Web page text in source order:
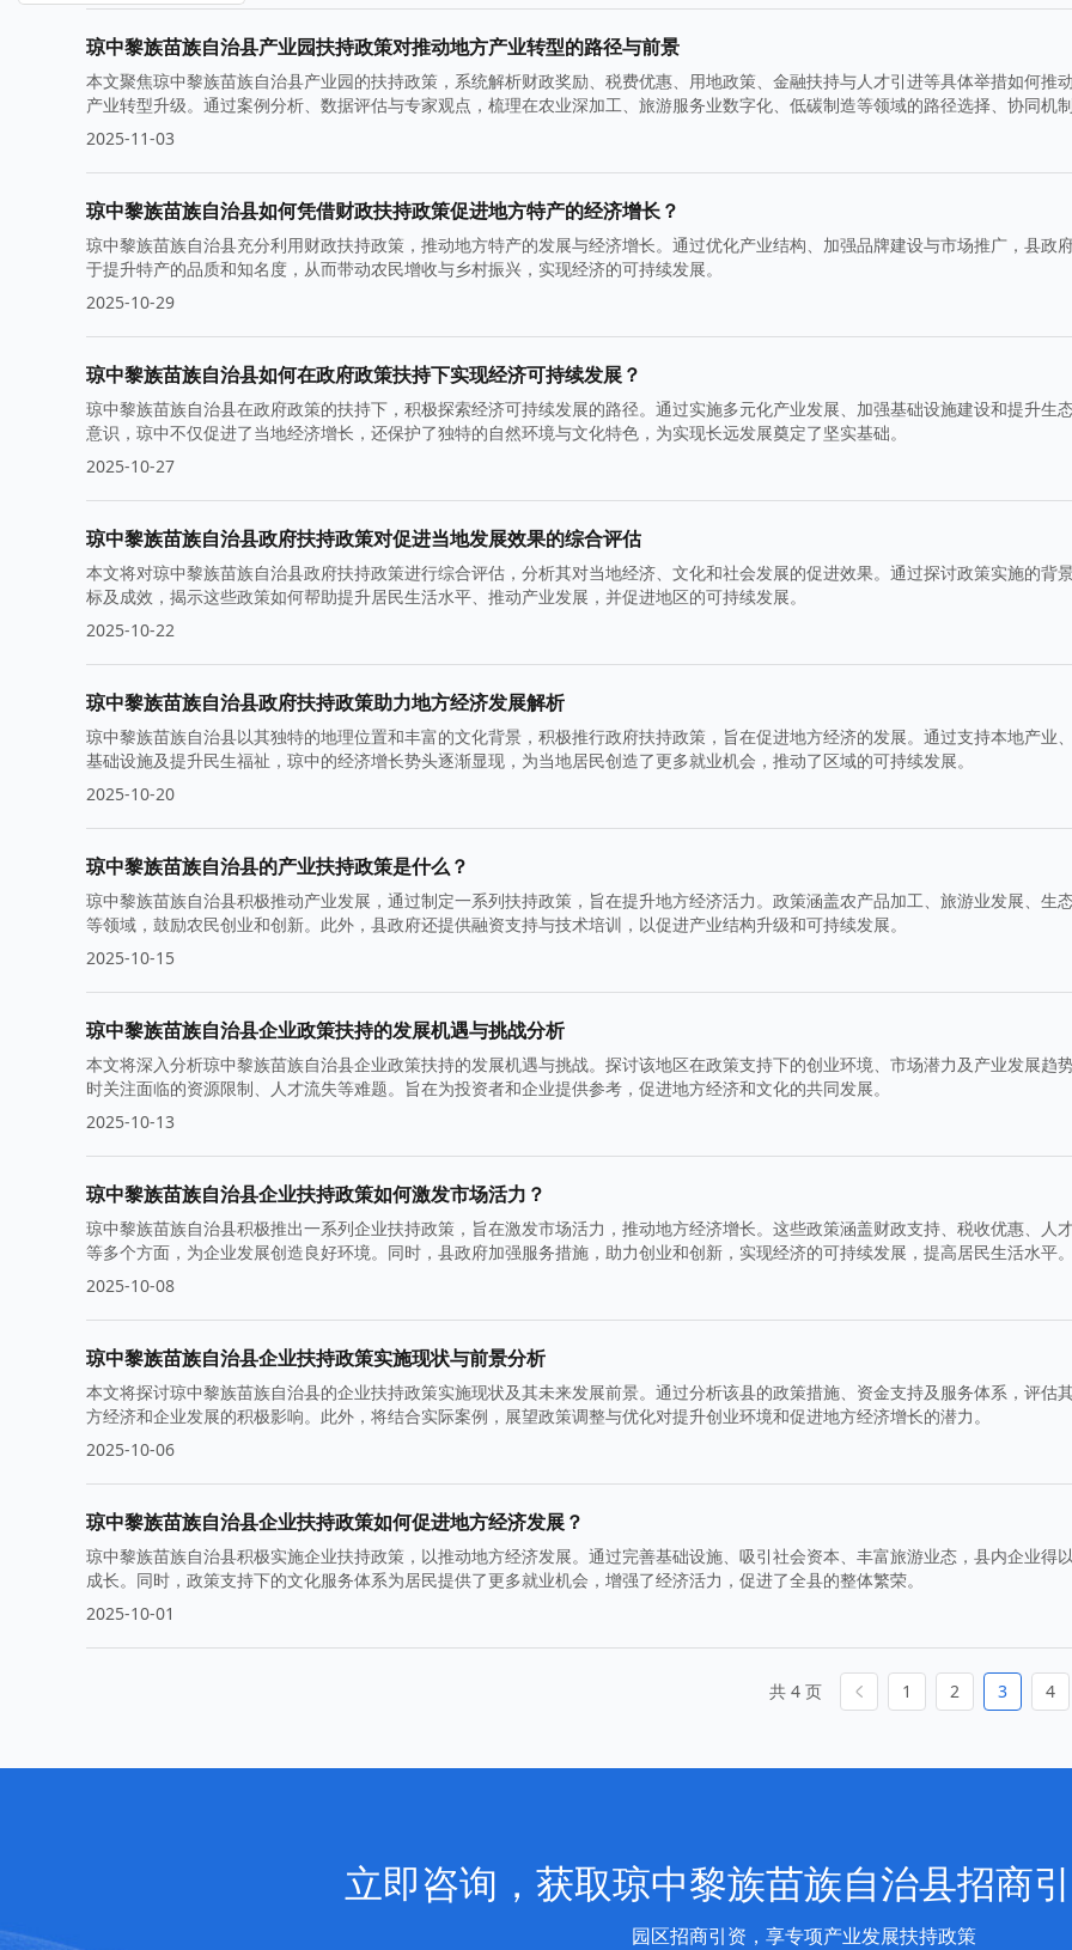
琼中黎族苗族自治县产业园扶持政策对推动地方产业转型的路径与前景
本文聚焦琼中黎族苗族自治县产业园的扶持政策，系统解析财政奖励、税费优惠、用地政策、金融扶持与人才引进等具体举措如何推
产业转型升级。通过案例分析、数据评估与专家观点，梳理在农业深加工、旅游服务业数字化、低碳制造等领域的路径选择、协同机
在挑战，展望未来发展前景与政策优化方向。
2025-11-03
琼中黎族苗族自治县如何凭借财政扶持政策促进地方特产的经济增长？
琼中黎族苗族自治县充分利用财政扶持政策，推动地方特产的发展与经济增长。通过优化产业结构、加强品牌建设与市场推广，县政
于提升特产的品质和知名度，从而带动农民增收与乡村振兴，实现经济的可持续发展。
2025-10-29
琼中黎族苗族自治县如何在政府政策扶持下实现经济可持续发展？
琼中黎族苗族自治县在政府政策的扶持下，积极探索经济可持续发展的路径。通过实施多元化产业发展、加强基础设施建设和提升生
意识，琼中不仅促进了当地经济增长，还保护了独特的自然环境与文化特色，为实现长远发展奠定了坚实基础。
2025-10-27
琼中黎族苗族自治县政府扶持政策对促进当地发展效果的综合评估
本文将对琼中黎族苗族自治县政府扶持政策进行综合评估，分析其对当地经济、文化和社会发展的促进效果。通过探讨政策实施的背
标及成效，揭示这些政策如何帮助提升居民生活水平、推动产业发展，并促进地区的可持续发展。
2025-10-22
琼中黎族苗族自治县政府扶持政策助力地方经济发展解析
琼中黎族苗族自治县以其独特的地理位置和丰富的文化背景，积极推行政府扶持政策，旨在促进地方经济的发展。通过支持本地产业
基础设施及提升民生福祉，琼中的经济增长势头逐渐显现，为当地居民创造了更多就业机会，推动了区域的可持续发展。
2025-10-20
琼中黎族苗族自治县的产业扶持政策是什么？
琼中黎族苗族自治县积极推动产业发展，通过制定一系列扶持政策，旨在提升地方经济活力。政策涵盖农产品加工、旅游业发展、生
等领域，鼓励农民创业和创新。此外，县政府还提供融资支持与技术培训，以促进产业结构升级和可持续发展。
2025-10-15
琼中黎族苗族自治县企业政策扶持的发展机遇与挑战分析
本文将深入分析琼中黎族苗族自治县企业政策扶持的发展机遇与挑战。探讨该地区在政策支持下的创业环境、市场潜力及产业发展趋
时关注面临的资源限制、人才流失等难题。旨在为投资者和企业提供参考，促进地方经济和文化的共同发展。
2025-10-13
琼中黎族苗族自治县企业扶持政策如何激发市场活力？
琼中黎族苗族自治县积极推出一系列企业扶持政策，旨在激发市场活力，推动地方经济增长。这些政策涵盖财政支持、税收优惠、人
等多个方面，为企业发展创造良好环境。同时，县政府加强服务措施，助力创业和创新，实现经济的可持续发展，提高居民生活水平。
2025-10-08
琼中黎族苗族自治县企业扶持政策实施现状与前景分析
本文将探讨琼中黎族苗族自治县的企业扶持政策实施现状及其未来发展前景。通过分析该县的政策措施、资金支持及服务体系，评估
方经济和企业发展的积极影响。此外，将结合实际案例，展望政策调整与优化对提升创业环境和促进地方经济增长的潜力。
2025-10-06
琼中黎族苗族自治县企业扶持政策如何促进地方经济发展？
琼中黎族苗族自治县积极实施企业扶持政策，以推动地方经济发展。通过完善基础设施、吸引社会资本、丰富旅游业态，县内企业得
成长。同时，政策支持下的文化服务体系为居民提供了更多就业机会，增强了经济活力，促进了全县的整体繁荣。
2025-10-01
共 4 页 1 2 3 4
立即咨询，获取琼中黎族苗族自治县招商
园区招商引资，享专项产业发展扶持政策